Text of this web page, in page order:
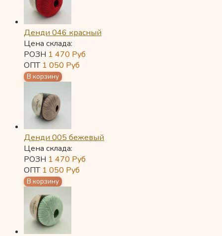
Денди 046 красный
Цена склада:
РОЗН 1 470 Руб
ОПТ 1 050 Руб
Денди 005 бежевый
Цена склада:
РОЗН 1 470 Руб
ОПТ 1 050 Руб